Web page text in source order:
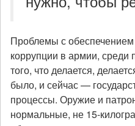
Проблемы с обеспечением
коррупции в армии, среди
того, что делается,
было, и сейчас —
процессы. Оружие и
нормальные, не 15-